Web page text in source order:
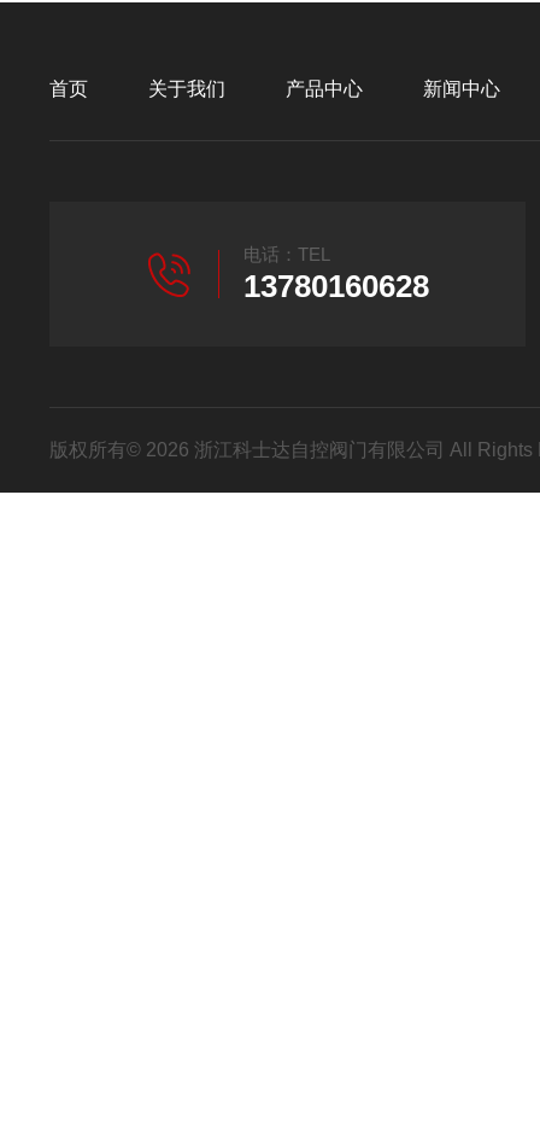
首页 关于我们 产品中心 新闻中心
电话：TEL
13780160628
版权所有© 2026 浙江科士达自控阀门有限公司 All